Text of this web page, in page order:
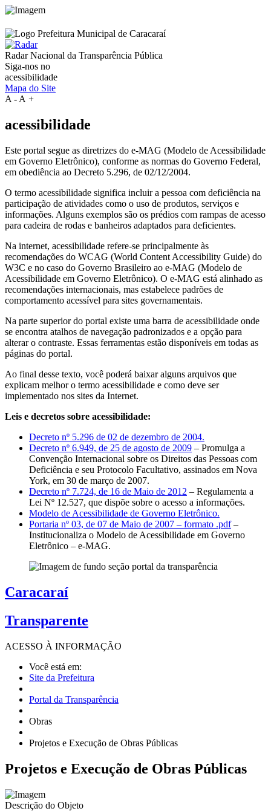
Radar Nacional da Transparência Pública
Siga-nos no
acessibilidade
Mapa do Site
A-A +
acessibilidade
Este portal segue as diretrizes do e-MAG (Modelo de Acessibilidade
em Governo Eletrônico), conforme as normas do Governo Federal,
em obediência ao Decreto 5.296, de 02/12/2004.
O termo acessibilidade significa incluir a pessoa com deficiência na
participação de atividades como o uso de produtos, serviços e
informações. Alguns exemplos são os prédios com rampas de acesso
para cadeira de rodas e banheiros adaptados para deficientes.
Na internet, acessibilidade refere-se principalmente às
recomendações do WCAG (World Content Accessibility Guide) do
W3C e no caso do Governo Brasileiro ao e-MAG (Modelo de
Acessibilidade em Governo Eletrônico). O e-MAG está alinhado as
recomendações internacionais, mas estabelece padrões de
comportamento acessível para sites governamentais.
Na parte superior do portal existe uma barra de acessibilidade onde
se encontra atalhos de navegação padronizados e a opção para
alterar o contraste. Essas ferramentas estão disponíveis em todas as
páginas do portal.
Ao final desse texto, você poderá baixar alguns arquivos que
explicam melhor o termo acessibilidade e como deve ser
implementado nos sites da Internet.
Leis e decretos sobre acessibilidade:
Decreto nº 5.296 de 02 de dezembro de 2004.
Decreto nº 6.949, de 25 de agosto de 2009 – Promulga a
Convenção Internacional sobre os Direitos das Pessoas com
Deficiência e seu Protocolo Facultativo, assinados em Nova
York, em 30 de março de 2007.
Decreto nº 7.724, de 16 de Maio de 2012 – Regulamenta a
Lei Nº 12.527, que dispõe sobre o acesso a informações.
Modelo de Acessibilidade de Governo Eletrônico.
Portaria nº 03, de 07 de Maio de 2007 – formato .pdf–
Institucionaliza o Modelo de Acessibilidade em Governo
Eletrônico – e-MAG.
Caracaraí
Transparente
ACESSO À INFORMAÇÃO
Você está em:
Site da Prefeitura
Portal da Transparência
Obras
Projetos e Execução de Obras Públicas
Projetos e Execução de Obras Públicas
Descrição do Objeto